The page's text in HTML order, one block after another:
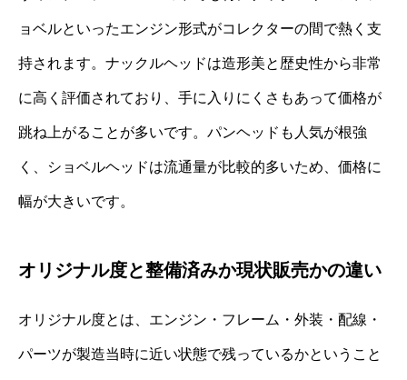
ョベルといったエンジン形式がコレクターの間で熱く支
持されます。ナックルヘッドは造形美と歴史性から非常
に高く評価されており、手に入りにくさもあって価格が
跳ね上がることが多いです。パンヘッドも人気が根強
く、ショベルヘッドは流通量が比較的多いため、価格に
幅が大きいです。
オリジナル度と整備済みか現状販売かの違い
オリジナル度とは、エンジン・フレーム・外装・配線・
パーツが製造当時に近い状態で残っているかということ